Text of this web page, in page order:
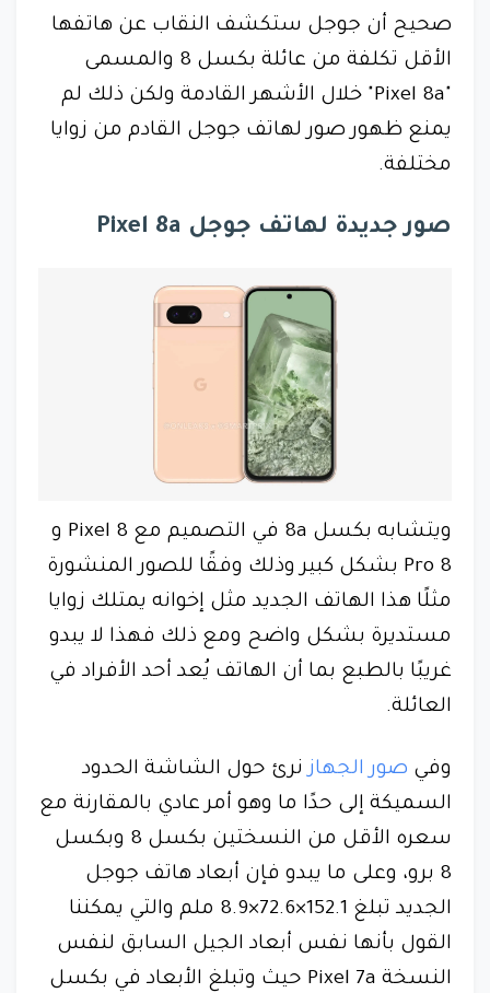
صحيح أن جوجل ستكشف النقاب عن هاتفها
الأقل تكلفة من عائلة بكسل 8 والمسمى
"Pixel 8a" خلال الأشهر القادمة ولكن ذلك لم
يمنع ظهور صور لهاتف جوجل القادم من زوايا
مختلفة.
صور جديدة لهاتف جوجل Pixel 8a
ويتشابه بكسل 8a في التصميم مع Pixel 8 و
8 Pro بشكل كبير وذلك وفقًا للصور المنشورة
مثلًا هذا الهاتف الجديد مثل إخوانه يمتلك زوايا
مستديرة بشكل واضح ومع ذلك فهذا لا يبدو
غريبًا بالطبع بما أن الهاتف يُعد أحد الأفراد في
العائلة.
وفي صور الجهازنرئ حول الشاشة الحدود
السميكة إلى حدًا ما وهو أمر عادي بالمقارنة مع
سعره الأقل من النسختين بكسل 8 وبكسل
8 برو، وعلى ما يبدو فإن أبعاد هاتف جوجل
الجديد تبلغ 152.1×72.6×8.9 ملم والتي يمكننا
القول بأنها نفس أبعاد الجيل السابق لنفس
النسخة Pixel 7a حيث وتبلغ الأبعاد في بكسل